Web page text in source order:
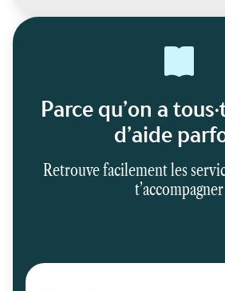
Parce qu’on a
d’aide
Retrouve facilement les
t’accompagner